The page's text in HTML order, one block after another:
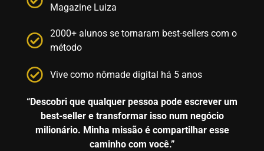
Magazine Luiza
2000+ alunos se tornaram best-sellers com o
método
Vive como nômade digital há 5 anos
“Descobri que qualquer pessoa pode escrever um
best-seller e transformar isso num negócio
milionário. Minha missão é compartilhar esse
caminho com você.”